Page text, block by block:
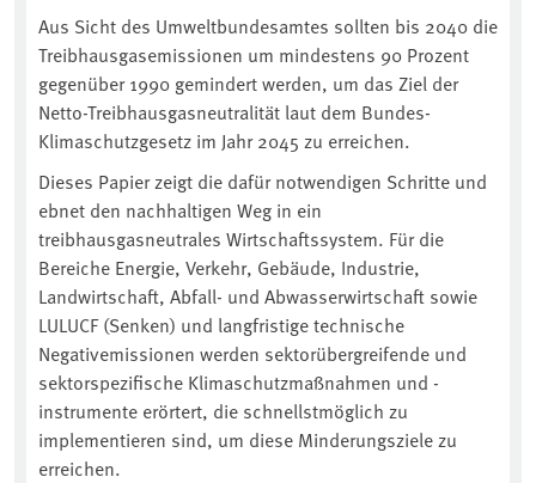
Aus Sicht des Umweltbundesamtes sollten bis 2040 die
Treibhausgasemissionen um mindestens 90 Prozent
gegenüber 1990 gemindert werden, um das Ziel der
Netto-Treibhausgasneutralität laut dem Bundes-
Klimaschutzgesetz im Jahr 2045 zu erreichen.
Dieses Papier zeigt die dafür notwendigen Schritte und
ebnet den nachhaltigen Weg in ein
treibhausgasneutrales Wirtschaftssystem. Für die
Bereiche Energie, Verkehr, Gebäude, Industrie,
Landwirtschaft, Abfall- und Abwasserwirtschaft sowie
⁠LULUCF⁠ (Senken) und langfristige technische
Negativemissionen werden sektorübergreifende und
sektorspezifische Klimaschutzmaßnahmen und -
instrumente erörtert, die schnellstmöglich zu
implementieren sind, um diese Minderungsziele zu
erreichen.